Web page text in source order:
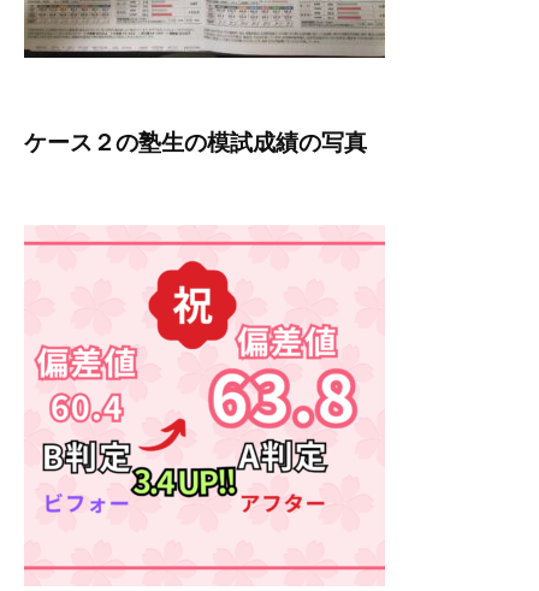
ケース２の塾生の模試成績の写真